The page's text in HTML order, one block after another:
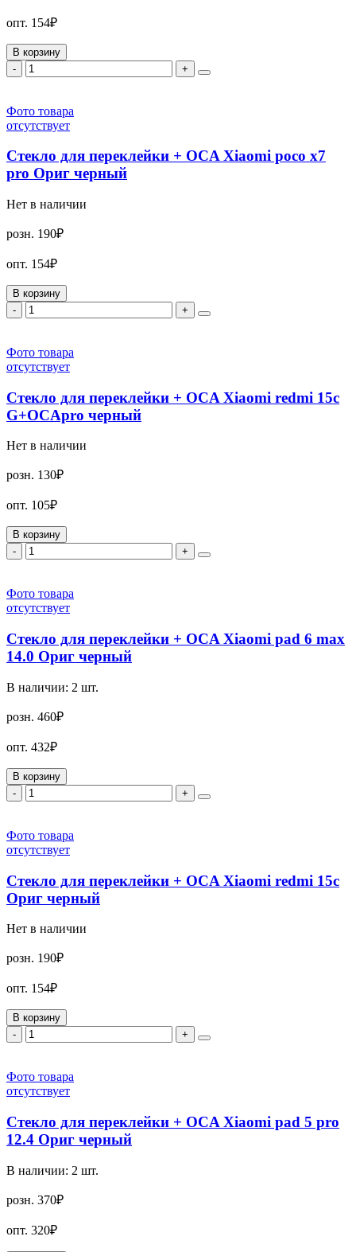
опт. 154₽
В корзину
-
+
Фото товара
отсутствует
Стекло для переклейки + OCA Xiaomi poco x7
pro Ориг черный
Нет в наличии
розн. 190₽
опт. 154₽
В корзину
-
+
Фото товара
отсутствует
Стекло для переклейки + OCA Xiaomi redmi 15c
G+OCApro черный
Нет в наличии
розн. 130₽
опт. 105₽
В корзину
-
+
Фото товара
отсутствует
Стекло для переклейки + OCA Xiaomi pad 6 max
14.0 Ориг черный
В наличии: 2 шт.
розн. 460₽
опт. 432₽
В корзину
-
+
Фото товара
отсутствует
Стекло для переклейки + OCA Xiaomi redmi 15c
Ориг черный
Нет в наличии
розн. 190₽
опт. 154₽
В корзину
-
+
Фото товара
отсутствует
Стекло для переклейки + OCA Xiaomi pad 5 pro
12.4 Ориг черный
В наличии: 2 шт.
розн. 370₽
опт. 320₽